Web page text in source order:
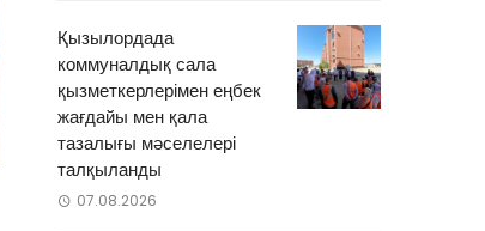
Қызылордада
коммуналдық сала
қызметкерлерімен еңбек
жағдайы мен қала
тазалығы мәселелері
талқыланды
07.08.2026